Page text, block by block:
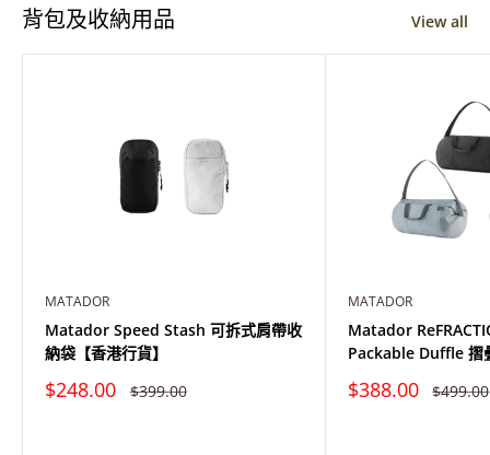
背包及收納用品 View all
MATADOR
Matador Speed Stash 可拆式肩帶收
納袋【香港行貨】
特
$248.00 原
$399.00
MATADOR
Matador
Packable Duffle 摺
特
$388.00 原
$499.00